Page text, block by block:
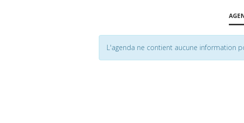
L'agenda ne contient aucune information